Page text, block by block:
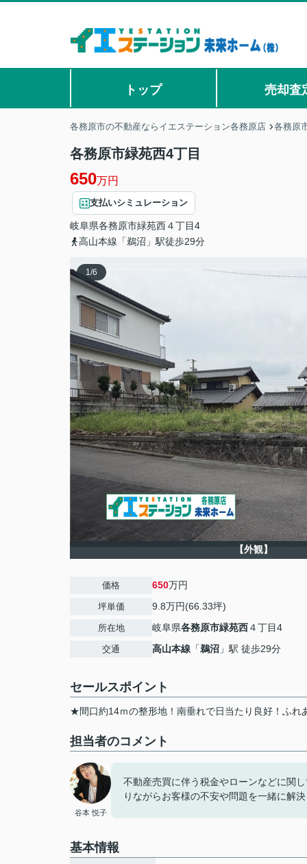
トップ 売却査
各務原市の不動産ならイエステーション各務原店 各務原
各務原市緑苑西4丁目
650万円
支払いシミュレーション
岐阜県各務原市緑苑西４丁目4
高山本線「鵜沼」駅徒歩29分
1/6
【外観】
価格 650万円
坪単価 9.8万円(66.33坪)
所在地 岐阜県各務原市緑苑西４丁目4
交通 高山本線 「鵜沼 」駅 徒歩29分
セールスポイント
★間口約14ｍの整形地！南垂れで日当たり良好！ふ
担当者のコメント
谷本 悦子
不動産売買に伴う税金やローンなどに関
りながらお客様の不安や問題を一緒に解
基本情報